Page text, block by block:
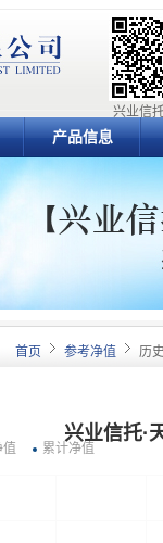
兴业信
产品信息
首页 参考净值 历